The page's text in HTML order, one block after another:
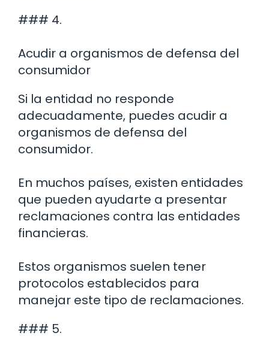
### 4.
Acudir a organismos de defensa del
consumidor
Si la entidad no responde
adecuadamente, puedes acudir a
organismos de defensa del
consumidor.
En muchos países, existen entidades
que pueden ayudarte a presentar
reclamaciones contra las entidades
financieras.
Estos organismos suelen tener
protocolos establecidos para
manejar este tipo de reclamaciones.
### 5.